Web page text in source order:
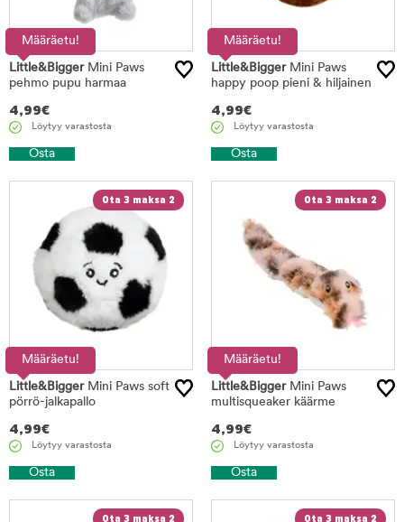
Määräetu!
Little&BiggerMini Paws
pehmo pupu harmaa
4,99€
Löytyy varastosta
Osta
Määräetu!
Little&BiggerMini Paws
happy poop pieni & hiljainen
4,99€
Löytyy varastosta
Osta
Ota 3 maksa 2
Määräetu!
Little&BiggerMini Paws soft
pörrö-jalkapallo
4,99€
Löytyy varastosta
Osta
Ota 3 maksa 2
Määräetu!
Little&BiggerMini Paws
multisqueaker käärme
4,99€
Löytyy varastosta
Osta
Ota 3 maksa 2 Ota 3 maksa 2